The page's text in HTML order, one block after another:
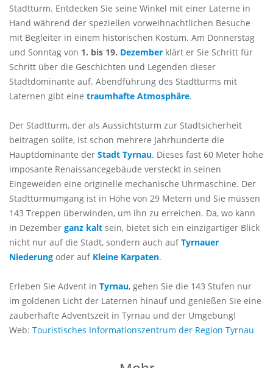
Stadtturm. Entdecken Sie seine Winkel mit einer Laterne in
Hand während der speziellen vorweihnachtlichen Besuche
mit Begleiter in einem historischen Kostüm. Am Donnerstag
und Sonntag von 1. bis 19. Dezember klärt er Sie Schritt für
Schritt über die Geschichten und Legenden dieser
Stadtdominante auf. Abendführung des Stadtturms mit
Laternen gibt eine traumhafte Atmosphäre.
Der Stadtturm, der als Aussichtsturm zur Stadtsicherheit
beitragen sollte, ist schon mehrere Jahrhunderte die
Hauptdominante der Stadt Tyrnau. Dieses fast 60 Meter hohe
imposante Renaissancegebäude versteckt in seinen
Eingeweiden eine originelle mechanische Uhrmaschine. Der
Stadtturmumgang ist in Höhe von 29 Metern und Sie müssen
143 Treppen überwinden, um ihn zu erreichen. Da, wo kann
in Dezember ganz kalt sein, bietet sich ein einzigartiger Blick
nicht nur auf die Stadt, sondern auch aufTyrnauer
Niederung oder auf Kleine Karpaten.
Erleben Sie Advent in Tyrnau, gehen Sie die 143 Stufen nur
im goldenen Licht der Laternen hinauf und genießen Sie eine
zauberhafte Adventszeit in Tyrnau und der Umgebung!
Web: Touristisches Informationszentrum der Region Tyrnau